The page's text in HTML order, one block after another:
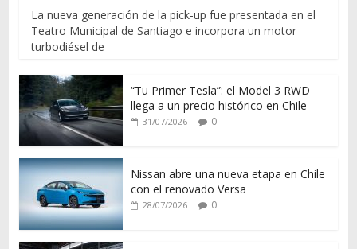
La nueva generación de la pick-up fue presentada en el
Teatro Municipal de Santiago e incorpora un motor
turbodiésel de
“Tu Primer Tesla”: el Model 3 RWD
llega a un precio histórico en Chile
31/07/2026 0
Nissan abre una nueva etapa en Chile
con el renovado Versa
28/07/2026 0